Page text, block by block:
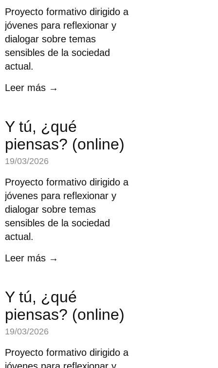
Proyecto formativo dirigido a
jóvenes para reflexionar y
dialogar sobre temas
sensibles de la sociedad
actual.
Leer más →
Y tú, ¿qué
piensas? (online)
19/03/2026
Proyecto formativo dirigido a
jóvenes para reflexionar y
dialogar sobre temas
sensibles de la sociedad
actual.
Leer más →
Y tú, ¿qué
piensas? (online)
19/03/2026
Proyecto formativo dirigido a